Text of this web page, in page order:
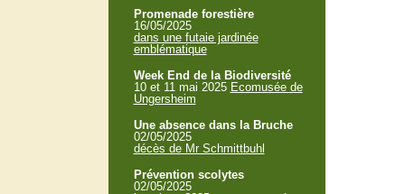
Promenade forestière
16/05/2025
dans une futaie jardinée
emblématique
Week End de la Biodiversité
10 et 11 mai 2025 Ecomusée de
Ungersheim
Une absence dans la Bruche
02/05/2025
décès de Mr Schmittbuhl
Prévention scolytes
02/05/2025